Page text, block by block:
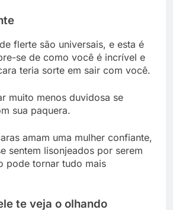
flerte são universais, e esta é
se de como você é incrível e
teria sorte em sair com você.
muito menos duvidosa se
sua paquera.
amam uma mulher confiante,
sentem lisonjeados por serem
pode tornar tudo mais
te veja o olhando